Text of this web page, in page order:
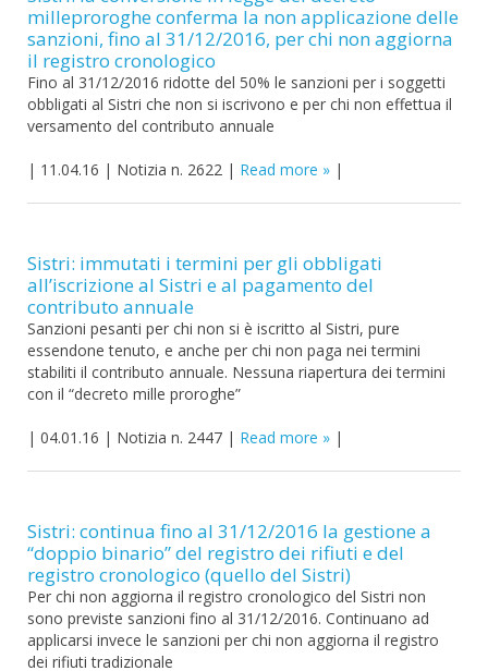
milleproroghe conferma la non applicazione delle
sanzioni, fino al 31/12/2016, per chi non aggiorna
il registro cronologico
Fino al 31/12/2016 ridotte del 50% le sanzioni per i soggetti
obbligati al Sistri che non si iscrivono e per chi non effettua il
versamento del contributo annuale
| 11.04.16 | Notizia n. 2622 | Read more |
Sistri: immutati i termini per gli obbligati
all’iscrizione al Sistri e al pagamento del
contributo annuale
Sanzioni pesanti per chi non si è iscritto al Sistri, pure
essendone tenuto, e anche per chi non paga nei termini
stabiliti il contributo annuale. Nessuna riapertura dei termini
con il “decreto mille proroghe”
| 04.01.16 | Notizia n. 2447 | Read more |
Sistri: continua fino al 31/12/2016 la gestione a
“doppio binario” del registro dei rifiuti e del
registro cronologico (quello del Sistri)
Per chi non aggiorna il registro cronologico del Sistri non
sono previste sanzioni fino al 31/12/2016. Continuano ad
applicarsi invece le sanzioni per chi non aggiorna il registro
dei rifiuti tradizionale